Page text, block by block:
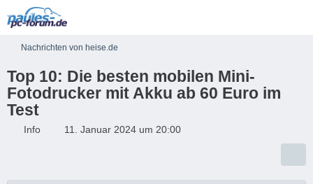
Nachrichten von heise.de
Top 10: Die besten mobilen Mini-
Fotodrucker mit Akku ab 60 Euro im
Test
Info 11. Januar 2024 um 20:00